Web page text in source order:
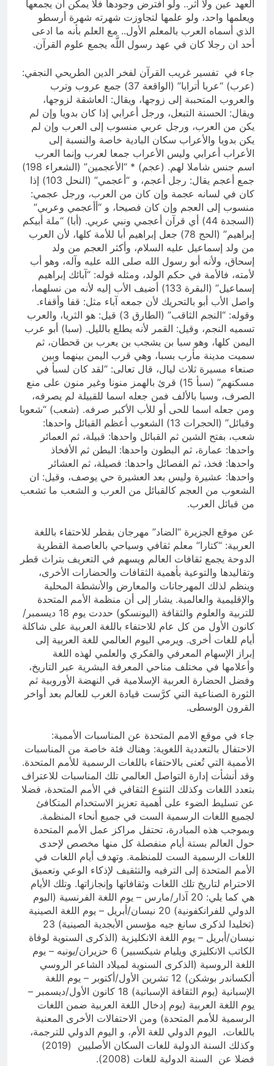
العهد عين ولا أثر.. ولو افترض وجودها فلا يمكن أن يجمعها
ويعلمها واحد، ولو علمها لتجاوزت شهرته شهرة أرسطو
الذي أسماه العرب بالمعلم الأول.. مع العلم بأنه ما ادعى
أحد ان رجلا كان في عهد رسول اللَّه يجمع علوم القرآن.
جاء في تفسير غريب القرآن لفخر الدين الطريحي النجفي:
(عرب) “عربا أترابا” (الواقعة 37) جمع عروب وترب
والعروب المتحببة إلى زوجها، ويقال: العاشقة لزوجها،
ويقال: الحسنة التبعل، ورجل أعرابي إذا كان بدويا وإن لم
يكن من العرب، ورجل عربي منسوب إلى العرب وإن لم
يكن بدويا والأعراب سكان البادية خاصة والنسبة إلى
الأعراب أعرابي وليس الأعراب جمعا لعرب وإنما العرب
اسم جنس شاملا لهم. (عجم) * “الأعجمين” (الشعراء 198)
جمع أعجم يقال: رجل أعجم، و “أعجمي” (النحل 103) إذا
كان في لسانه عجمة وإن كان من العرب، ورجل عجمي:
منسوب إلى العجم وإن كان فصيحا، و “أأعجمي وعربي”
(السجدة 44) أي قرآن أعجمي ونبي عربي. (أبا) “ملة أبيكم
إبراهيم” (الحج 78) جعل إبراهيم أبا للأمة كلها، لأن العرب
من ولد إسماعيل عليه السلام، وأكثر العجم من ولد
إسحاق، ولأنه أبو رسول الله صلى الله عليه وآله، وهو أب
لأمته، فالأمة في حكم الولد، ومثله قوله: “آبائك إبراهيم
إسماعيل” (البقرة 133) أضيف الأب إليه لأنه من نسلهما،
واصل الأب أبو بالتحريك لأن جمعه آباء مثل: قفا وأقفاء.
وقوله: “النجم الثاقب” (الطارق 3) قيل: هو الثريا، والعرب
تسميه النجم، وقيل: القمر لأنه يطلع بالليل. (سبا) أبو عرب
اليمن كلها، وهو سبا بن يشجب بن يعرب بن قحطان، ثم
سميت مدينة مأرب بسبا، وهي قرب اليمن بينهما وبين
صنعاء مسيرة ثلاث ليال، قال تعالى: “لقد كان لسبأ في
مسكنهم” (سبأ 15) قرئ بالهمز منونا وغير منون على منع
الصرف، وسبا بالألف فمن جعله اسما للقبيلة لم يصرفه،
ومن جعله اسما للحى أو للأب الأكبر صرفه. (شعب) “شعوبا
وقبائل” (الحجرات 13) الشعوب أعظم القبائل واحدها:
شعب، بفتح الشين ثم القبائل واحدها: قبيلة، ثم العمائر
واحدها: عمارة، ثم البطون واحدها: البطن ثم الأفخاذ
واحدها: فخذ، ثم الفصائل واحدها: فصيلة، ثم العشائر
واحدها: عشيرة وليس بعد العشيرة حي يوصف، وقيل: ان
الشعوب من العجم كالقبائل من العرب و الشعب ما تشعب
من قبائل العرب.
عن موقع الجزيرة “الضاد” مهرجان بقطر للاحتفاء باللغة
العربية: “كتارا” معلم ثقافي وسياحي بالعاصمة القطرية
الدوحة يجمع ثقافات العالم ويسهم في التعريف بتراث قطر
وتقاليدها والتوعية بأهمية الثقافات والحضارات الأخرى،
وينظم لذلك المهرجانات والمعارض والأنشطة المحلية
والإقليمية والعالمية. يشار إلى أن منظمة الأمم المتحدة
للتربية والعلوم والثقافة (اليونسكو) حددت يوم 18 ديسمبر/
كانون الأول من كل عام للاحتفاء باللغة العربية على شاكلة
أيام للغات أخرى. ويرمي اليوم العالمي للغة العربية إلى
إبراز الإسهام المعرفي والفكري والعلمي لهذه اللغة
وأعلامها في مختلف مناحي المعرفة البشرية عبر التاريخ،
وفضل الحضارة العربية الإسلامية في النهضة الأوروبية ثم
الثورة الصناعية التي كرَّست قيادة الغرب للعالم بعد أواخر
القرون الوسطى.
جاء في موقع الامم المتحدة عن المناسبات الأممية:
الاحتفال بالتعددية اللغوية: وهناك فئة خاصة من المناسبات
الأممية التي تُعنى بالاحتفاء باللغات الرسمية للأمم المتحدة.
وقد أنشأت إدارة التواصل العالمي تلك المناسبات للاعتراف
بتعدد اللغات وكذلك التنوع الثقافي في الأمم المتحدة، فضلا
عن تسليط الضوء على أهمية تعزيز الاستخدام المتكافئ
لجميع اللغات الرسمية الست في جميع أنحاء المنظمة.
وبموجب هذه المبادرة، تحتفل مراكز عمل الأمم المتحدة
حول العالم بستة أيام منفصلة كل منها مخصص لإحدى
اللغات الرسمية الست للمنظمة. وتهدف أيام اللغات في
الأمم المتحدة إلى الترفيه والتثقيف لإذكاء الوعي وتعميق
الاحترام لتاريخ تلك اللغات وثقافاتها وإنجازاتها. وتلك الأيام
هي كما يلي: 20 آذار/مارس – يوم اللغة الفرنسية (اليوم
الدولي للفرانكفونية) 20 نيسان/أبريل – يوم اللغة الصينية
(تخليدا لذكرى سانغ جيه مؤسس الأبجدية الصينية) 23
نيسان/أبريل – يوم اللغة الانكليزية (الذكرى السنوية لوفاة
الكاتب الانكليزي ويليام شيكسبير) 6 حزيران/يونيه – يوم
اللغة الروسية (الذكرى السنوية لميلاد الشاعر الروسي
ألكساندر بوشكن) 12 تشرين الأول/أكتوبر – يوم اللغة
الإسبانية (يوم الثقافة الإسبانية) 18 كانون الأول/ديسمبر –
يوم اللغة العربية (يوم إدخال اللغة العربية ضمن اللغات
الرسمية للأمم المتحدة) ومن الاحتفالات الأخرى المعنية
باللغات، اليوم الدولي للغة الأم، و اليوم الدولي للترجمة،
وكذلك السنة الدولية للغات السكان الأصليين (2019)
فضلا عن السنة الدولية للغات (2008).